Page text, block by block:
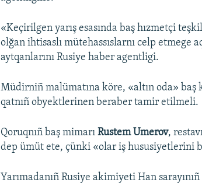
«Keçirilgen yarış esasında baş hızmetçi
olğan ihtisaslı mütehassıslarnı celp etmege
aytqanlarını Rusiye haber agentligi.
Müdirniñ malümatına köre, «altın oda» baş
qatnıñ obyektlerinen beraber tamir etilmeli.
Qoruqnıñ baş mimarıRustem Umerov,
dep ümüt ete, çünki «olar iş hususiyetlerini
Yarımadanıñ Rusiye akimiyeti Han